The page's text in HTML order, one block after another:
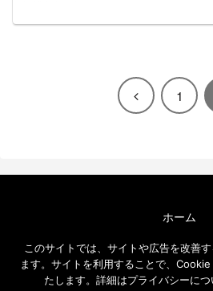
前
1
ホーム
免責事項
メールニュー
このサイトでは、サイトや広告を改善
ます。サイトを利用することで、
たします。詳細はプライバシーにつ